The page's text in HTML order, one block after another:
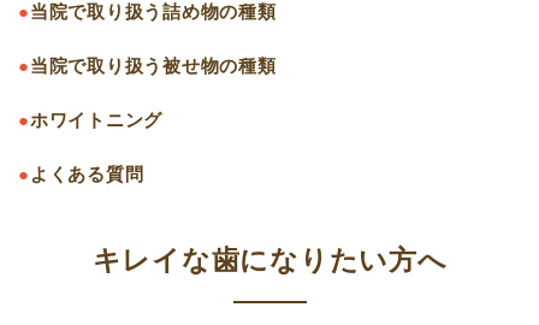
●当院で取り扱う詰め物の種類
●当院で取り扱う被せ物の種類
●ホワイトニング
● よくある質問
キレイな歯になりたい方へ